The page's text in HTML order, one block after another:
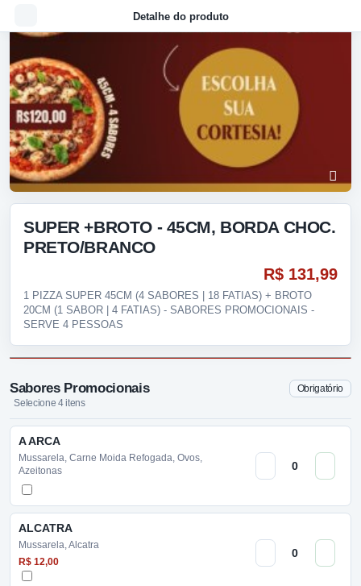
Detalhe do produto
SUPER +BROTO - 45CM, BORDA CHOC.
PRETO/BRANCO
1 PIZZA SUPER 45CM (4 SABORES | 18 FATIAS) + BROTO
20CM (1 SABOR | 4 FATIAS) - SABORES PROMOCIONAIS -
SERVE 4 PESSOAS
R$ 131,99
Sabores Promocionais
Selecione 4 itens
Obrigatório
A ARCA
Mussarela, Carne Moida Refogada, Ovos,
Azeitonas
ALCATRA
Mussarela, Alcatra
R$ 12,00